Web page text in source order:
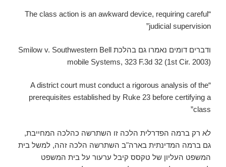
“The class action is an awkward device, requiring careful
judicial supervision”
ודברים דומים נאמרו גם בהלכת Smilow v. Southwestern Bell
mobile Systems, 323 F.3d 32 (1st Cir. 2003)
“A district court must conduct a rigorous analysis of the
prerequisites established by Ruke 23 before certifying a
class”
לא רק ברמה הפדרלית הלכה זו השתרשה כהלכה המחייבת,
גם ברמה המדינתית בארה"ב השתרשה הלכה זהה, למשל בית
המשפט העליון של טקסס קיבל ערעור על בית המשפט